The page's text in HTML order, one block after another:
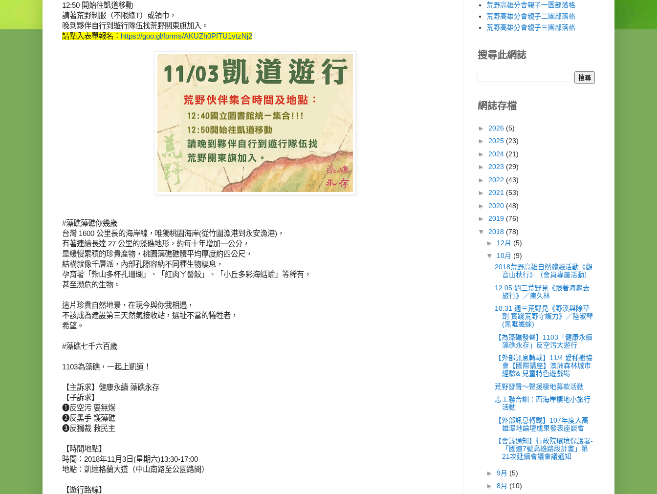
12:50 開始往凱道移動
請著荒野制服（不限綠T）或領巾，
晚到夥伴自行到遊行隊伍找荒野關東旗加入。
請點入表單報名： https://goo.gl/forms/AKUZh0PfTU1vtzNj2
#藻礁藻礁你幾歲
台灣 1600 公里長的海岸線，唯獨桃園海岸(從竹圍漁港到永安漁港)，
有著連續長達 27 公里的藻礁地形， 約每十年增加一公分，
是緩慢累積的珍貴產物， 桃園藻礁礁體平均厚度約四公尺，
結構就像千層派，內部孔隙容納不同種生物棲息，
孕育著「柴山多杯孔珊瑚」、「紅肉ㄚ髻鮫」、「小丘多彩海蛞蝓」 等稀有，
甚至瀕危的生物。
這片珍貴自然地景，在現今與你我相遇，
不該成為建設第三天然氣接收站，選址不當的犧牲者，
希望。
#藻礁七千六百歲
1103為藻礁，一起上凱道！
【主訴求】健康永續 藻礁永存
【子訴求】
❶反空污 要無煤
❷反黑手 護藻礁
❸反獨裁 救民主
【時間地點】
時間：2018年11月3日(星期六)13:30-17:00
地點：凱達格蘭大道（中山南路至公園路間）
【遊行路線】
荒野高雄分會親子一團部落格
荒野高雄分會親子二團部落格
荒野高雄分會親子三團部落格
搜尋此網誌
網誌存檔
► 2026 (5)
► 2025 (23)
► 2024 (21)
► 2023 (29)
► 2022 (43)
► 2021 (53)
► 2020 (48)
► 2019 (76)
▼ 2018 (78)
► 12月 (5)
▼ 10月 (9)
2018荒野高雄自然體驗活動《觀
音山秋行》（會員專屬活動）
12.05 週三荒野見《跟著海龜去
旅行》／陳久林
10.31 週三荒野見《野溪與除草
劑 實踐荒野守護力》／陸淑琴
(黑眶蟾蜍)
【為藻礁發聲】1103「健康永續
藻礁永存」反空污大遊行
【外部訊息轉載】11/4 愛種樹協
會【國際講座】澳洲森林城市
經驗& 兒童特色遊戲場
荒野發聲～聲援棲地募款活動
志工聯合訓：西海岸棲地小旅行
活動
【外部訊息轉載】107年度大高
雄濕地論壇成果發表座談會
【會議通知】行政院環境保護署-
「國道7號高雄路段計畫」第
21次延續會議會議通知
► 9月 (5)
► 8月 (10)